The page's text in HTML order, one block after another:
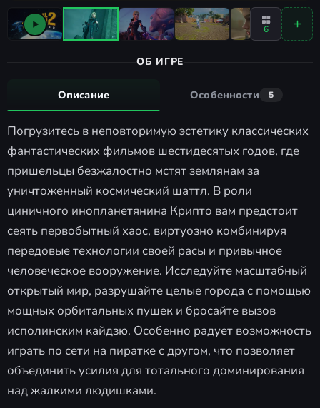
6
ОБ ИГРЕ
Описание Особенности 5
Погрузитесь в неповторимую эстетику классических
фантастических фильмов шестидесятых годов, где
пришельцы безжалостно мстят землянам за
уничтоженный космический шаттл. В роли
циничного инопланетянина Крипто вам предстоит
сеять первобытный хаос, виртуозно комбинируя
передовые технологии своей расы и привычное
человеческое вооружение. Исследуйте масштабный
открытый мир, разрушайте целые города с помощью
мощных орбитальных пушек и бросайте вызов
исполинским кайдзю. Особенно радует возможность
играть по сети на пиратке с другом, что позволяет
объединить усилия для тотального доминирования
над жалкими людишками.